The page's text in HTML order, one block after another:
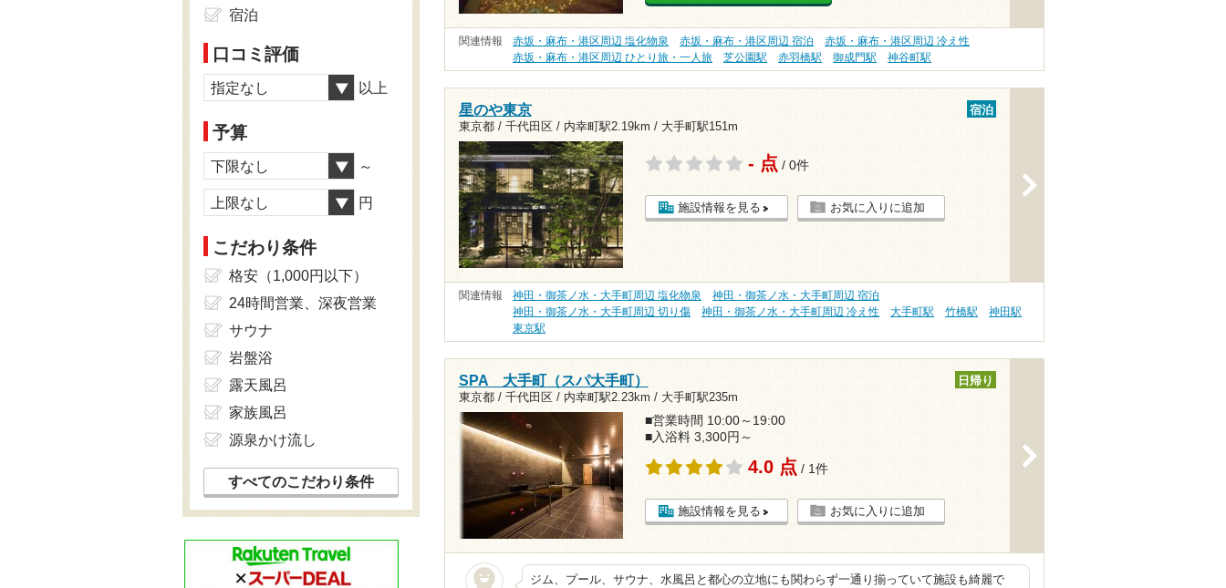
関連情報 赤坂・麻布・港区周辺 塩化物泉 赤坂・麻布・港区周辺 宿泊
赤坂・麻布・港区周辺 冷え性
赤坂・麻布・港区周辺 ひとり旅・一人旅
芝公園駅 赤羽橋駅 御成門駅 神谷町駅
星のや東京
東京都 / 千代田区 / 内幸町駅2.19km / 大手町駅151m
宿泊
- 点 / 0件
施設情報を見る お気に入りに追加
関連情報 神田・御茶ノ水・大手町周辺 塩化物泉
神田・御茶ノ水・大手町周辺 宿泊
神田・御茶ノ水・大手町周辺 切り傷
神田・御茶ノ水・大手町周辺 冷え性 大手町駅 竹橋駅
神田駅
東京駅
SPA 大手町（スパ大手町）
東京都 / 千代田区 / 内幸町駅2.23km / 大手町駅235m
日帰り
■営業時間 10:00～19:00
■入浴料 3,300円～
4.0 点 / 1件
施設情報を見る お気に入りに追加
ジム、プール、サウナ、水風呂と都心の立地にも関わらず一通り揃っていて施設も綺麗で
宿泊
口コミ評価
指定なし 以上
予算
下限なし ～
上限なし 円
こだわり条件
格安（1,000円以下）
24時間営業、深夜営業
サウナ
岩盤浴
露天風呂
家族風呂
源泉かけ流し
すべてのこだわり条件